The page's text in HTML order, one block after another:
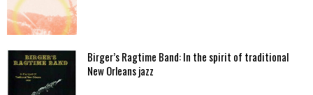
Birger’s Ragtime Band: In the spirit of traditional
New Orleans jazz